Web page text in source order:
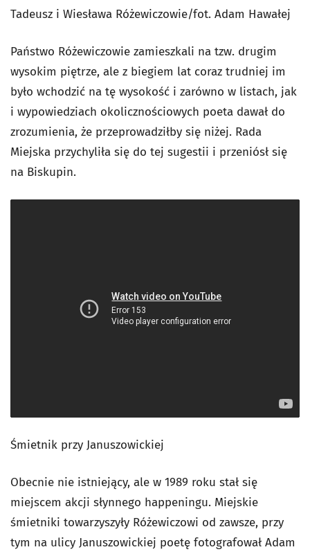
Tadeusz i Wiesława Różewiczowie/fot. Adam Hawałej
Państwo Różewiczowie zamieszkali na tzw. drugim
wysokim piętrze, ale z biegiem lat coraz trudniej im
było wchodzić na tę wysokość i zarówno w listach, jak
i wypowiedziach okolicznościowych poeta dawał do
zrozumienia, że przeprowadziłby się niżej. Rada
Miejska przychyliła się do tej sugestii i przeniósł się
na Biskupin.
Śmietnik przy Januszowickiej
Obecnie nie istniejący, ale w 1989 roku stał się
miejscem akcji słynnego happeningu. Miejskie
śmietniki towarzyszyły Różewiczowi od zawsze, przy
tym na ulicy Januszowickiej poetę fotografował Adam